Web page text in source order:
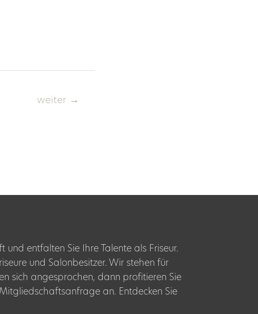
weiter →
und entfalten Sie Ihre Talente als Friseur.
und Salonbesitzer. Wir stehen für
sich angesprochen, dann profitieren Sie
an. Entdecken Sie